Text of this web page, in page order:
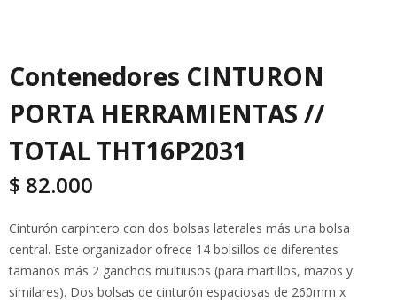
Contenedores CINTURON
PORTA HERRAMIENTAS //
TOTAL THT16P2031
$ 82.000
Cinturón carpintero con dos bolsas laterales más una bolsa
central. Este organizador ofrece 14 bolsillos de diferentes
tamaños más 2 ganchos multiusos (para martillos, mazos y
similares). Dos bolsas de cinturón espaciosas de 260mm x